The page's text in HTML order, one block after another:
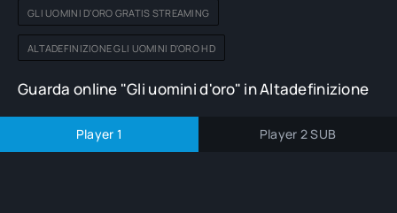
GLI UOMINI D'ORO GRATIS STREAMING
ALTADEFINIZIONE GLI UOMINI D'ORO HD
Guarda online "Gli uomini d'oro" in Altadefinizione
Player 1 Player 2 SUB